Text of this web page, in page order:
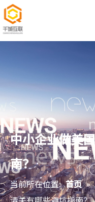
中小企业做美
南？
当前所在位置: 首页 »